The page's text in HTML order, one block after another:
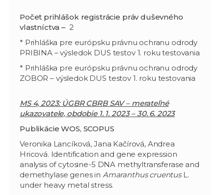
Počet prihlášok registrácie práv duševného
vlastníctva – 2
* Prihláška pre európsku právnu ochranu odrody
PRIBINA – výsledok DUS testov 1. roku testovania
* Prihláška pre európsku právnu ochranu odrody
ZOBOR – výsledok DUS testov 1. roku testovania
MS 4, 2023: ÚGBR CBRB SAV – merateľné
ukazovatele, obdobie 1. 1. 2023 – 30. 6. 2023
Publikácie WOS, SCOPUS
Veronika Lancíková, Jana Kačírová, Andrea
Hricová. Identification and gene expression
analysis of cytosine-5 DNA methyltransferase and
demethylase genes in Amaranthus cruentusL.
under heavy metal stress.